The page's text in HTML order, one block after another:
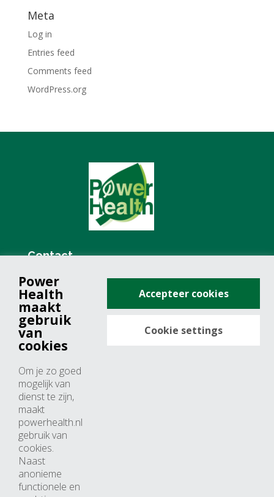
Meta
Log in
Entries feed
Comments feed
WordPress.org
Contact
+31 (0)76 571 19 68
info@powerhealth.nl
Adresse
4817 ZH breda
Nederland
Horaires d’ouvertures
Du lundi au jeudi: 09:00 – 17:00
Vendredi: 09:00 – 15:00
Power
Health
maakt
gebruik
van
cookies
Om je zo goed
mogelijk van
dienst te zijn,
maakt
powerhealth.nl
gebruik van
cookies.
Naast
anonieme
functionele en
Accepteer cookies
Cookie settings